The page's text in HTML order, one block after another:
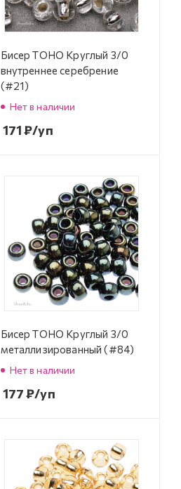
Бисер TOHO Круглый 3/0
внутреннее серебрение
(#21)
Нет в наличии
171₽/уп
Бисер TOHO Круглый 3/0
металлизированный (#84)
Нет в наличии
177₽/уп